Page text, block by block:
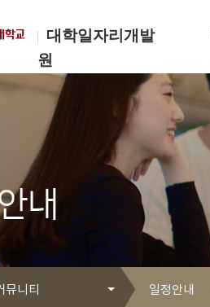
대학일자리개발
원
학교
자리개발원
내
뮤니티 일정안내